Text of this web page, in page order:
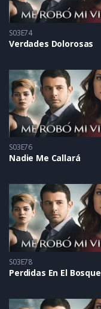
S03E74
Verdades Dolorosas
S03E76
Nadie Me Callará
S03E78
Perdidas En El Bosque